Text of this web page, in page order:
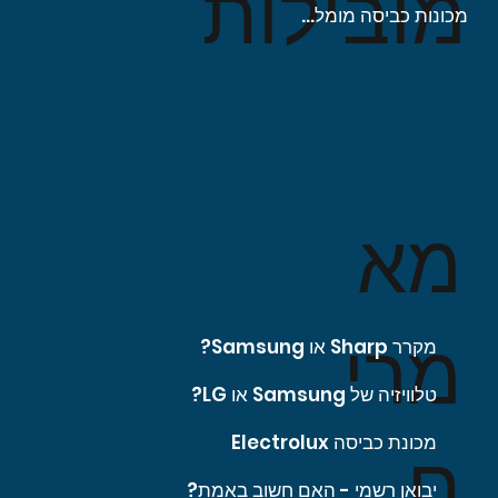
מא
מרי
מקרר Sharp או Samsung?
טלוויזיה של Samsung או LG?
מכונת כביסה Electrolux
יבואן רשמי - האם חשוב באמת?
מכונות כביסה מומלצות